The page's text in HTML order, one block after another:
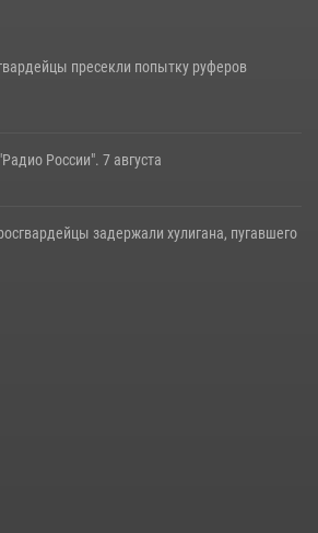
пресекли попытку руферов
России". 7 августа
задержали хулигана, пугавшего